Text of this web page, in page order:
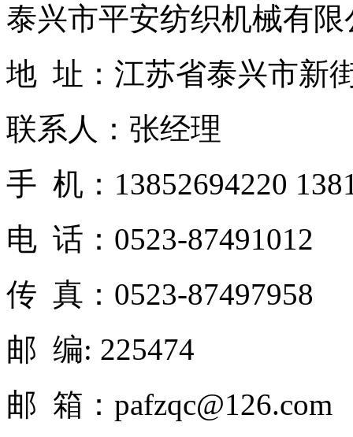
泰兴市平安纺织机械有限
地 址：江苏省泰兴市新
联系人：张经理
手 机：13852694220
电 话：0523-87491012
传 真：0523-87497958
邮 编: 225474
邮 箱：pafzqc@126.com